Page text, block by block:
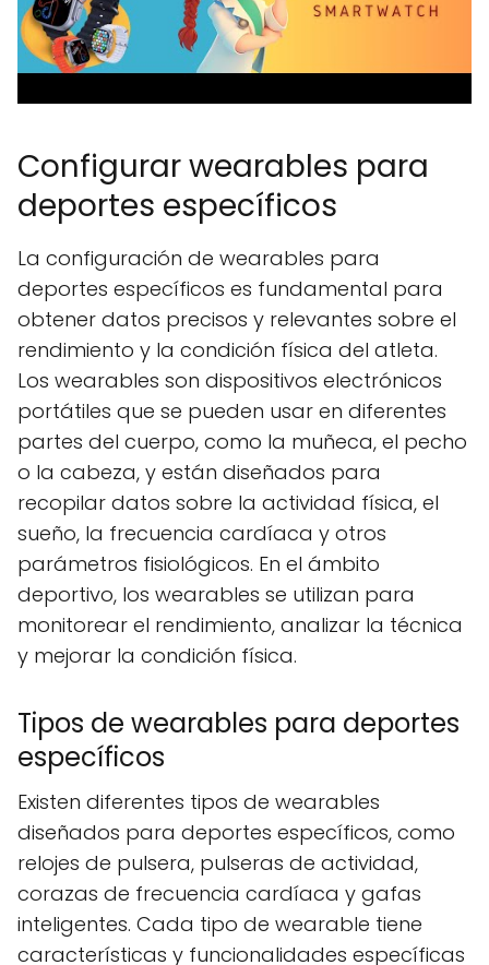
Configurar wearables para
deportes específicos
La configuración de wearables para
deportes específicos es fundamental para
obtener datos precisos y relevantes sobre el
rendimiento y la condición física del atleta.
Los wearables son dispositivos electrónicos
portátiles que se pueden usar en diferentes
partes del cuerpo, como la muñeca, el pecho
o la cabeza, y están diseñados para
recopilar datos sobre la actividad física, el
sueño, la frecuencia cardíaca y otros
parámetros fisiológicos. En el ámbito
deportivo, los wearables se utilizan para
monitorear el rendimiento, analizar la técnica
y mejorar la condición física.
Tipos de wearables para deportes
específicos
Existen diferentes tipos de wearables
diseñados para deportes específicos, como
relojes de pulsera, pulseras de actividad,
corazas de frecuencia cardíaca y gafas
inteligentes. Cada tipo de wearable tiene
características y funcionalidades específicas